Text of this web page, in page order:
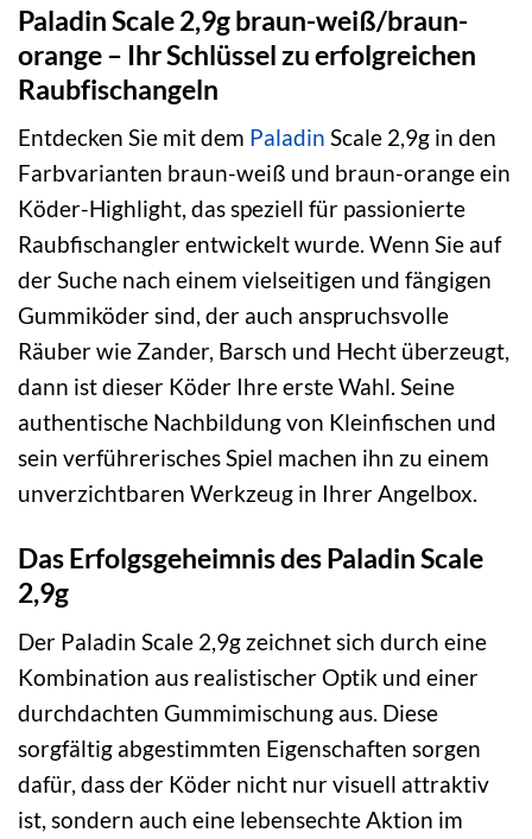
Paladin Scale 2,9g braun-weiß/braun-
orange – Ihr Schlüssel zu erfolgreichen
Raubfischangeln
Entdecken Sie mit dem Paladin Scale 2,9g in den
Farbvarianten braun-weiß und braun-orange ein
Köder-Highlight, das speziell für passionierte
Raubfischangler entwickelt wurde. Wenn Sie auf
der Suche nach einem vielseitigen und fängigen
Gummiköder sind, der auch anspruchsvolle
Räuber wie Zander, Barsch und Hecht überzeugt,
dann ist dieser Köder Ihre erste Wahl. Seine
authentische Nachbildung von Kleinfischen und
sein verführerisches Spiel machen ihn zu einem
unverzichtbaren Werkzeug in Ihrer Angelbox.
Das Erfolgsgeheimnis des Paladin Scale
2,9g
Der Paladin Scale 2,9g zeichnet sich durch eine
Kombination aus realistischer Optik und einer
durchdachten Gummimischung aus. Diese
sorgfältig abgestimmten Eigenschaften sorgen
dafür, dass der Köder nicht nur visuell attraktiv
ist, sondern auch eine lebensechte Aktion im